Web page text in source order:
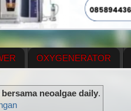
OXYGENERATOR
bersama neoalgae daily.